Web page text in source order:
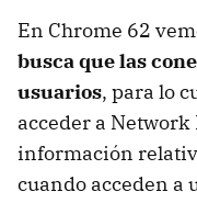
En Chrome 62
busca que las
usuarios, para lo
acceder a
información
cuando acceden a